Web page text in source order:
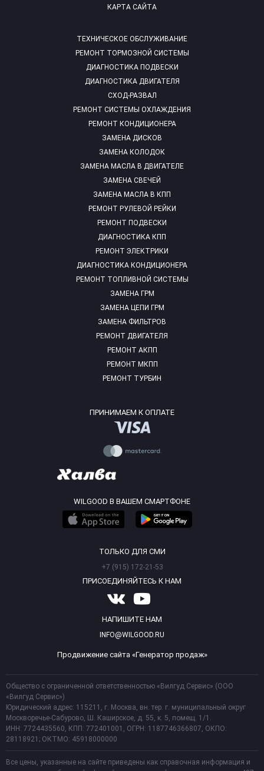
ТЕХНИЧЕСКОЕ ОБСЛУЖИВАНИЕ
РЕМОНТ ТОРМОЗНОЙ СИСТЕМЫ
ДИАГНОСТИКА ПОДВЕСКИ
ДИАГНОСТИКА ДВИГАТЕЛЯ
СХОД-РАЗВАЛ
РЕМОНТ СИСТЕМЫ ОХЛАЖДЕНИЯ
РЕМОНТ КОНДИЦИОНЕРА
ЗАМЕНА ДИСКОВ
ЗАМЕНА КОЛОДОК
ЗАМЕНА МАСЛА В ДВИГАТЕЛЕ
ЗАМЕНА СВЕЧЕЙ
ЗАМЕНА МАСЛА В КПП
РЕМОНТ РУЛЕВОЙ РЕЙКИ
РЕМОНТ ПОДВЕСКИ
ДИАГНОСТИКА КПП
РЕМОНТ ЭЛЕКТРИКИ
ДИАГНОСТИКА КОНДИЦИОНЕРА
РЕМОНТ ТОПЛИВНОЙ СИСТЕМЫ
ЗАМЕНА ГРМ
ЗАМЕНА ЦЕПИ ГРМ
ЗАМЕНА ФИЛЬТРОВ
РЕМОНТ ДВИГАТЕЛЯ
РЕМОНТ АКПП
РЕМОНТ МКПП
РЕМОНТ ТУРБИН
КАРТА САЙТА
ПРИНИМАЕМ К ОПЛАТЕ
WILGOOD В ВАШЕМ СМАРТФОНЕ
ТОЛЬКО ДЛЯ СМИ
+7 (915) 172-21-53
ПРИСОЕДИНЯЙТЕСЬ К НАМ
НАПИШИТЕ НАМ
INFO@WILGOOD.RU
Продвижение сайта «Генератор продаж»
Общество с ограниченной ответственностью «Вилгуд Сервис» (ООО
«Вилгуд Сервис»)
Юридический адрес: 115211, г. Москва, вн. тер. г. муниципальный округ
Москворечье-Сабурово, Ш. Каширское, д. 55, к. 5, помещ. 1/1.
ИНН: 7724435560, КПП: 772401001, ОГРН: 1187746366807, ОКПО:
28118921; ОКТМО: 45918000000
Все цены, указанные на сайте приведены как справочная информация и